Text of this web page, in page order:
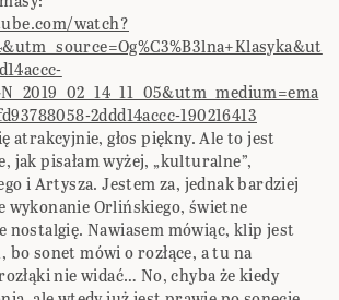
watch?
2ddd14accc-190216413
atrakcyjnie, głos piękny. Ale to jest
jak pisałam wyżej, „kulturalne”,
i Artysza. Jestem za, jednak bardziej
wykonanie Orlińskiego, świetne
nostalgię. Nawiasem mówiąc, klip jest
bo sonet mówi o rozłące, a tu na
nie widać… No, chyba że kiedy